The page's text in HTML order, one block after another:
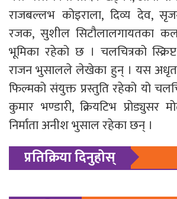
राजबल्लभ कोइराला, दिव्य देव,
रजक, सुशील सिटौलालगायतका
भूमिका रहेको छ । चलचित्रको
राजन भुसालले लेखेका हुन् । यस अधृत
फिल्मको संयुक्त प्रस्तुति रहेको यो
कुमार भण्डारी, क्रियटिभ प्रोड्युसर
निर्माता अनीश भुसाल रहेका छन् ।
प्रतिक्रिया दिनुहोस्